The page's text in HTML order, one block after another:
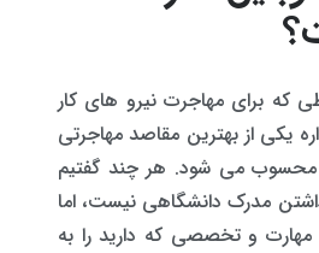
که برای مهاجرت نیرو های کار
یکی از بهترین مقاصد مهاجرتی
می شود. هر چند گفتیم
مدرک دانشگاهی نیست، اما
مهارت و تخصصی که دارید را به